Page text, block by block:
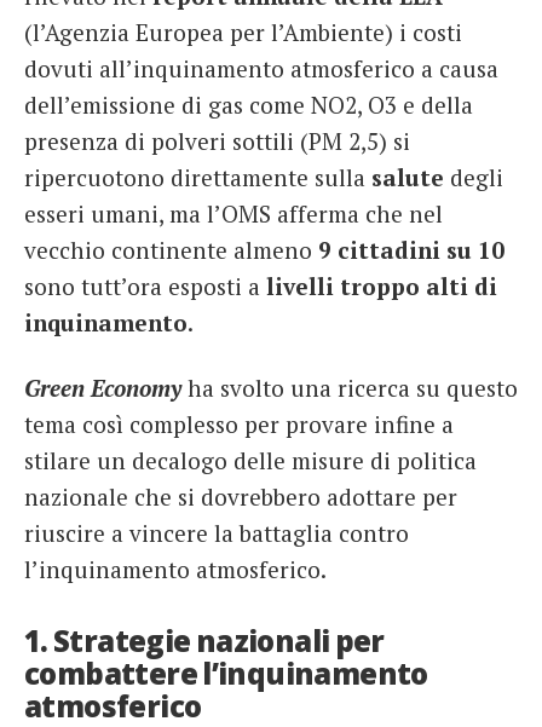
(l’Agenzia Europea per l’Ambiente) i costi
dovuti all’inquinamento atmosferico a causa
dell’emissione di gas come NO2, O3 e della
presenza di polveri sottili (PM 2,5) si
ripercuotono direttamente sulla salute degli
esseri umani, ma l’OMS afferma che nel
vecchio continente almeno 9 cittadini su 10
sono tutt’ora esposti a livelli troppo alti di
inquinamento.
Green Economyha svolto una ricerca su questo
tema così complesso per provare infine a
stilare un decalogo delle misure di politica
nazionale che si dovrebbero adottare per
riuscire a vincere la battaglia contro
l’inquinamento atmosferico.
1. Strategie nazionali per
combattere l’inquinamento
atmosferico